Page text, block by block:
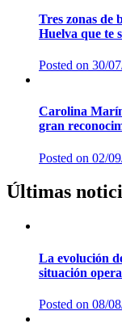
Tres zonas de
Huelva que te
Posted on 30/
Carolina
gran
Posted on 02/
Últimas
La evolución
situación
Posted on 08/